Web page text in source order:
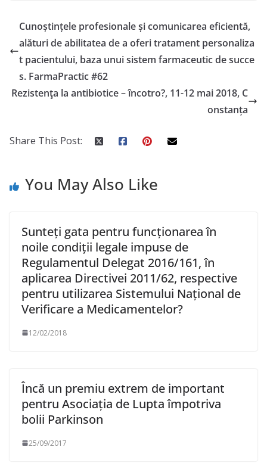
Cunoștințele profesionale și comunicarea eficientă,
alături de abilitatea de a oferi tratament personaliza
t pacientului, baza unui sistem farmaceutic de succe
s. FarmaPractic #62
Rezistenţa la antibiotice – încotro?, 11-12 mai 2018, C
onstanța
Share This Post:
You May Also Like
Sunteți gata pentru funcționarea în
noile condiții legale impuse de
Regulamentul Delegat 2016/161, în
aplicarea Directivei 2011/62, respective
pentru utilizarea Sistemului Național de
Verificare a Medicamentelor?
12/02/2018
Încă un premiu extrem de important
pentru Asociația de Lupta împotriva
bolii Parkinson
25/09/2017